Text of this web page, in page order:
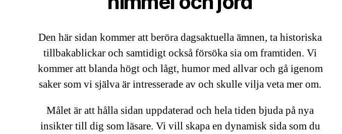
Den här sidan kommer att beröra dagsaktuella ämnen, ta historiska
tillbakablickar och samtidigt också försöka sia om framtiden. Vi
kommer att blanda högt och lågt, humor med allvar och gå igenom
saker som vi själva är intresserade av och skulle vilja veta mer om.
Målet är att hålla sidan uppdaterad och hela tiden bjuda på nya
insikter till dig som läsare. Vi vill skapa en dynamisk sida som du